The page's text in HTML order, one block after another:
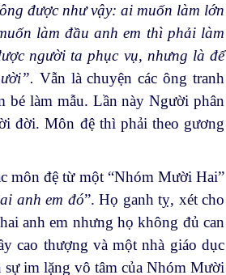
được như vậy: ai muốn làm lớn
làm đầu anh em thì phải làm
người ta phục vụ, nhưng là để
Vẫn là chuyện các ông tranh
làm mẫu. Lần này Người phân
đời. Môn đệ thì phải theo gương
môn đệ từ một “Nhóm Mười Hai”
anh em đó”. Họ ganh tỵ, xét cho
anh em nhưng họ không đủ can
cao thượng và một nhà giáo dục
im lặng vô tâm của Nhóm Mười